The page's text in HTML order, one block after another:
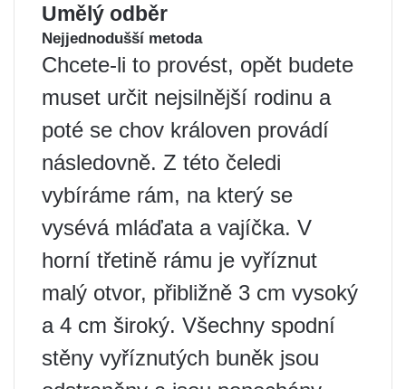
Umělý odběr
Nejjednodušší metoda
Chcete-li to provést, opět budete
muset určit nejsilnější rodinu a
poté se chov královen provádí
následovně. Z této čeledi
vybíráme rám, na který se
vysévá mláďata a vajíčka. V
horní třetině rámu je vyříznut
malý otvor, přibližně 3 cm vysoký
a 4 cm široký. Všechny spodní
stěny vyříznutých buněk jsou